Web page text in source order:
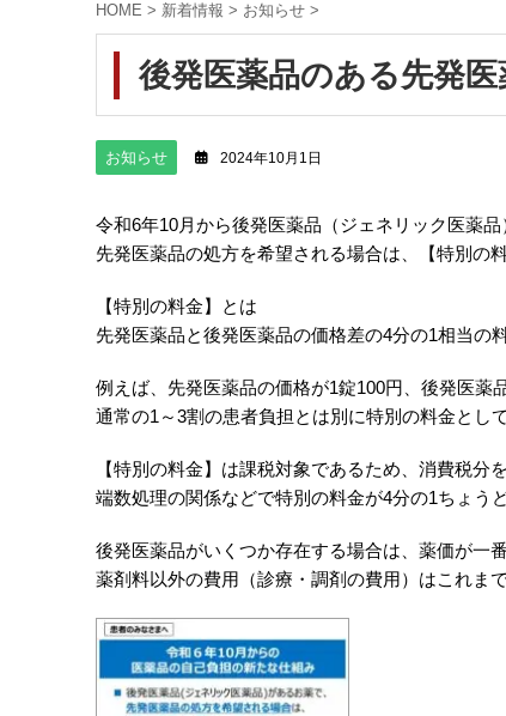
HOME > 新着情報 > お知らせ >
後発医薬品のある先発
お知らせ 2024年10月1日
令和6年10月から後発医薬品（ジェネリック医薬品
先発医薬品の処方を希望される場合は、【特別の
【特別の料金】とは
先発医薬品と後発医薬品の価格差の4分の1相当の
例えば、先発医薬品の価格が1錠100円、後発医薬
通常の1～3割の患者負担とは別に特別の料金とし
【特別の料金】は課税対象であるため、消費税分
端数処理の関係などで特別の料金が4分の1ちょう
後発医薬品がいくつか存在する場合は、薬価が一
薬剤料以外の費用（診療・調剤の費用）はこれま